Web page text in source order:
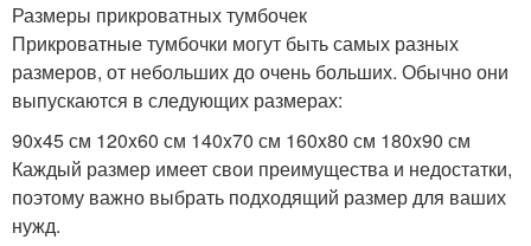
Размеры прикроватных тумбочек
Прикроватные тумбочки могут быть самых разных
размеров, от небольших до очень больших. Обычно они
выпускаются в следующих размерах:
90x45 см 120x60 см 140x70 см 160x80 см 180x90 см
Каждый размер имеет свои преимущества и недостатки,
поэтому важно выбрать подходящий размер для ваших
нужд.